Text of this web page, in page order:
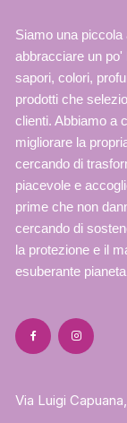
Siamo una
abbracciare un
sapori, colori,
prodotti che
clienti. Abbiamo a
migliorare la
cercando di
piacevole e
prime che non
cercando di
la protezione e il
esuberante
Via Luigi